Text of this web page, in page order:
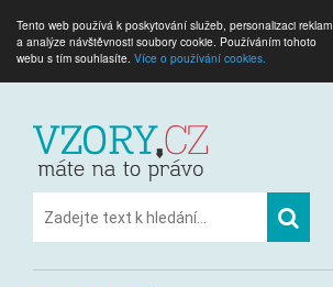
Tento web používá k poskytování služeb, personalizaci reklam
a analýze návštěvnosti soubory cookie. Používáním tohoto
webu s tím souhlasíte. Více o používání cookies.